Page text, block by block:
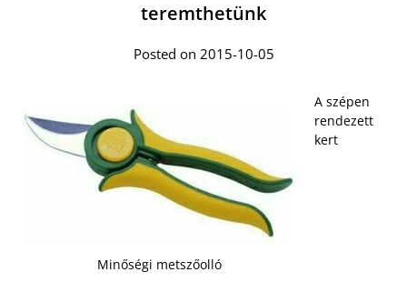
teremthetünk
Posted on 2015-10-05
Minőségi metszőolló
A szépen
rendezett
kert